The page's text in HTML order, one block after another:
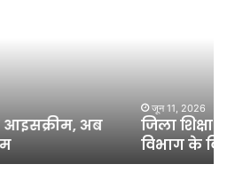
तबादला हुआ, लेकिन शिक्षा
जारी रहेगा : अंकित गौरहा